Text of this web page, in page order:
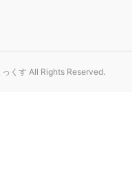
くす All Rights Reserved.